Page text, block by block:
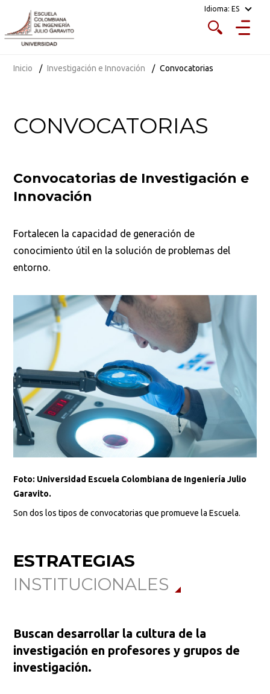
Idioma: ES
Inicio Investigación e Innovación Convocatorias
CONVOCATORIAS
Convocatorias de Investigación e
Innovación
Fortalecen la capacidad de generación de
conocimiento útil en la solución de problemas del
entorno.
Foto: Universidad Escuela Colombiana de Ingeniería Julio
Garavito.
Son dos los tipos de convocatorias que promueve la Escuela.
ESTRATEGIAS
INSTITUCIONALES
Buscan desarrollar la cultura de la
investigación en profesores y grupos de
investigación.